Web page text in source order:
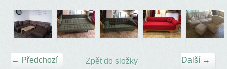
← Předchozí Další →
Zpět do složky